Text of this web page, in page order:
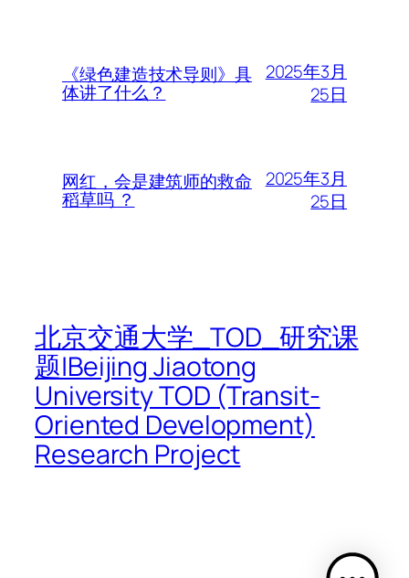
《绿色建造技术导则》具
体讲了什么？
2025年3月
25日
网红，会是建筑师的救命
稻草吗 ？
2025年3月
25日
北京交通大学_TOD_研究课
题|Beijing Jiaotong
University TOD (Transit-
Oriented Development)
Research Project